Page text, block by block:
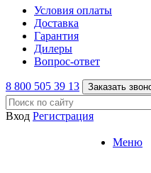
Условия оплаты
Доставка
Гарантия
Дилеры
Вопрос-ответ
8 800 505 39 13 Заказать
Вход Регистрация
Меню